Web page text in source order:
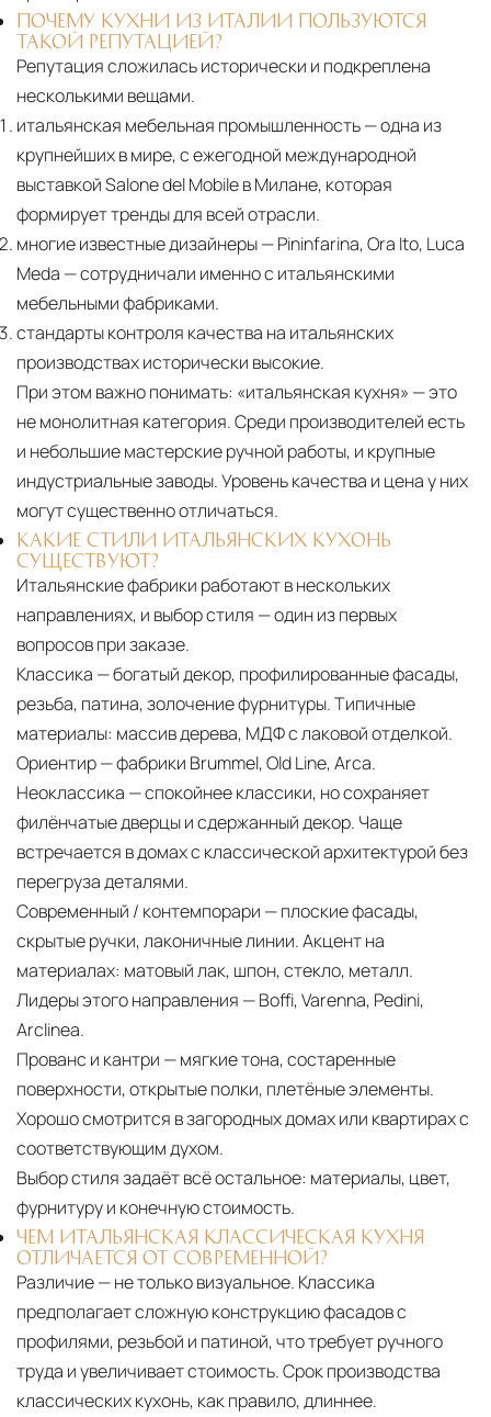
ПОЧЕМУ КУХНИ ИЗ ИТАЛИИ ПОЛЬЗУЮТСЯ
ТАКОЙ РЕПУТАЦИЕЙ?
Репутация сложилась исторически и подкреплена
несколькими вещами.
итальянская мебельная промышленность — одна из
крупнейших в мире, с ежегодной международной
выставкой Salone del Mobile в Милане, которая
формирует тренды для всей отрасли.
многие известные дизайнеры — Pininfarina, Ora Ito, Luca
Meda — сотрудничали именно с итальянскими
мебельными фабриками.
стандарты контроля качества на итальянских
производствах исторически высокие.
При этом важно понимать: «итальянская кухня» — это
не монолитная категория. Среди производителей есть
и небольшие мастерские ручной работы, и крупные
индустриальные заводы. Уровень качества и цена у них
могут существенно отличаться.
КАКИЕ СТИЛИ ИТАЛЬЯНСКИХ КУХОНЬ
СУЩЕСТВУЮТ?
Итальянские фабрики работают в нескольких
направлениях, и выбор стиля — один из первых
вопросов при заказе.
Классика — богатый декор, профилированные фасады,
резьба, патина, золочение фурнитуры. Типичные
материалы: массив дерева, МДФ с лаковой отделкой.
Ориентир — фабрики Brummel, Old Line, Arca.
Неоклассика — спокойнее классики, но сохраняет
филёнчатые дверцы и сдержанный декор. Чаще
встречается в домах с классической архитектурой без
перегруза деталями.
Современный / контемпорари — плоские фасады,
скрытые ручки, лаконичные линии. Акцент на
материалах: матовый лак, шпон, стекло, металл.
Лидеры этого направления — Boffi, Varenna, Pedini,
Arclinea.
Прованс и кантри — мягкие тона, состаренные
поверхности, открытые полки, плетёные элементы.
Хорошо смотрится в загородных домах или квартирах с
соответствующим духом.
Выбор стиля задаёт всё остальное: материалы, цвет,
фурнитуру и конечную стоимость.
ЧЕМ ИТАЛЬЯНСКАЯ КЛАССИЧЕСКАЯ КУХНЯ
ОТЛИЧАЕТСЯ ОТ СОВРЕМЕННОЙ?
Различие — не только визуальное. Классика
предполагает сложную конструкцию фасадов с
профилями, резьбой и патиной, что требует ручного
труда и увеличивает стоимость. Срок производства
классических кухонь, как правило, длиннее.